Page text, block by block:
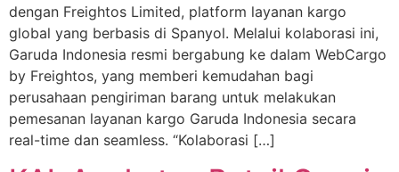
dengan Freightos Limited, platform layanan kargo
global yang berbasis di Spanyol. Melalui kolaborasi ini,
Garuda Indonesia resmi bergabung ke dalam WebCargo
by Freightos, yang memberi kemudahan bagi
perusahaan pengiriman barang untuk melakukan
pemesanan layanan kargo Garuda Indonesia secara
real-time dan seamless. “Kolaborasi […]